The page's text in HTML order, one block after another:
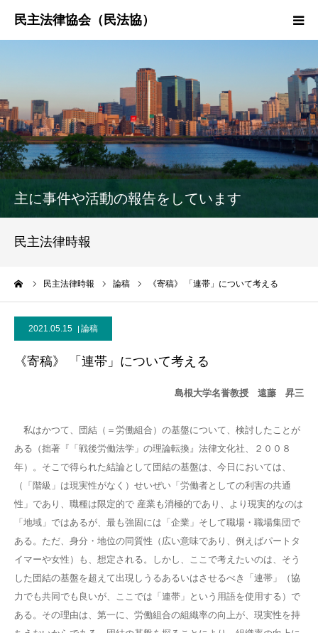
主に事件や活動の報告をしています
民主法律時報
民主法律時報 論稿 《寄稿》 「連帯」について考える
2021.05.15 論稿
《寄稿》 「連帯」について考える
島根大学名誉教授 遠藤 昇三
私はかつて、団結（＝労働組合）の基盤について、検討したことが
ある（拙著『「戦後労働法学」の理論転換』法律文化社、２００８
年）。そこで得られた結論として団結の基盤は、今日においては、
（「階級」は現実性がなく）せいぜい「労働者としての利害の共通
性」であり、職種は限定的で 産業も消極的であり、より現実的なのは
「地域」ではあるが、最も強固には「企業」そして職場・職場集団で
ある。ただ、身分・地位の同質性（広い意味であり、例えばパートタ
イマーや女性）も、想定される。しかし、ここで考えたいのは、そう
した団結の基盤を超えて出現しうるあるいはさせるべき「連帯」（協
力でも共同でも良いが、ここでは「連帯」という用語を使用する）で
ある。その理由は、第一に、労働組合の組織率の向上が、現実性を持
民法協とは
民主法律時報
決議・声明・意見書